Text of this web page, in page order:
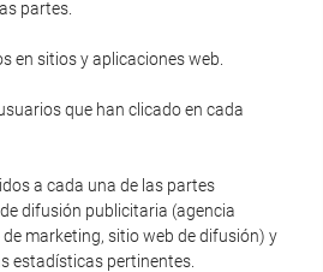
partes.
en sitios y aplicaciones web.
que han clicado en cada
a cada una de las partes
difusión publicitaria (agencia
marketing, sitio web de difusión) y
estadísticas pertinentes.